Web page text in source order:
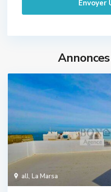
all, La Marsa